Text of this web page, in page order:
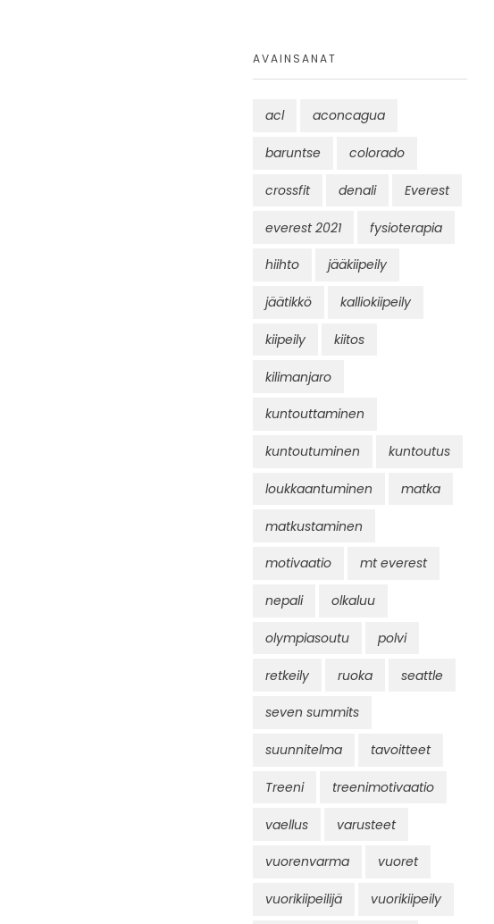
AVAINSANAT
acl aconcagua
baruntse colorado
crossfit denali Everest
everest 2021 fysioterapia
hiihto jääkiipeily
jäätikkö kalliokiipeily
kiipeily kiitos
kilimanjaro
kuntouttaminen
kuntoutuminen kuntoutus
loukkaantuminen matka
matkustaminen
motivaatio mt everest
nepali olkaluu
olympiasoutu polvi
retkeily ruoka seattle
seven summits
suunnitelma tavoitteet
Treeni treenimotivaatio
vaellus varusteet
vuorenvarma vuoret
vuorikiipeilijä vuorikiipeily